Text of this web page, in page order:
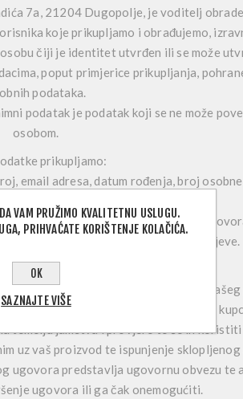
7a, 21204 Dugopolje, je voditelj
koje prikupljamo i obrađujemo,
čiji je identitet utvrđen ili se može
poput primjerice prikupljanja,
podataka.
podatak je podatak koji se ne može
osobom.
prikupljamo:
email adresa, datum rođenja, broj
korisnički identitet kupca, broj
uslugama, uključujući prigovore i zahtjeve.
podataka:
prodaje, konfiguraciju i servisiranje
i servisu kao i informacije o povijesti
temelju jamstva i provjere te će ih
uz vaš proizvod te ispunjenje
ugovora predstavlja ugovornu obvezu te
ugovora ili ga čak onemogućiti.
VAM PRUŽIMO KVALITETNU USLUGU.
PRIHVAĆATE KORIŠTENJE KOLAČIĆA.
OK
SAZNAJTE VIŠE